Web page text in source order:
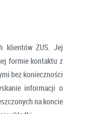
klientów ZUS. Jej
formie kontaktu z
bez konieczności
informacji o
na koncie